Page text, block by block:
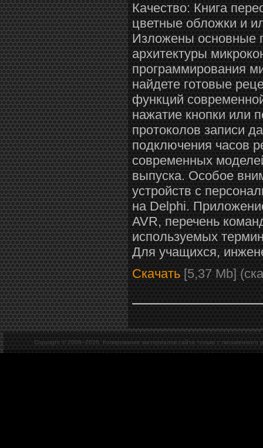
Качество: Книга
цветные обложки и
Изложены основные
архитектуры
программирования
найдете готовые
функций
нажатие кнопки или
протоколов записи
подключения часов
современных
выпуска. Особое
устройств с
на Delphi.
AVR, перечень
используемых
Для учащихся,
Скачать [5,37 Mb]
Copyright © 2008–2026. Копирование материалов сайта только с